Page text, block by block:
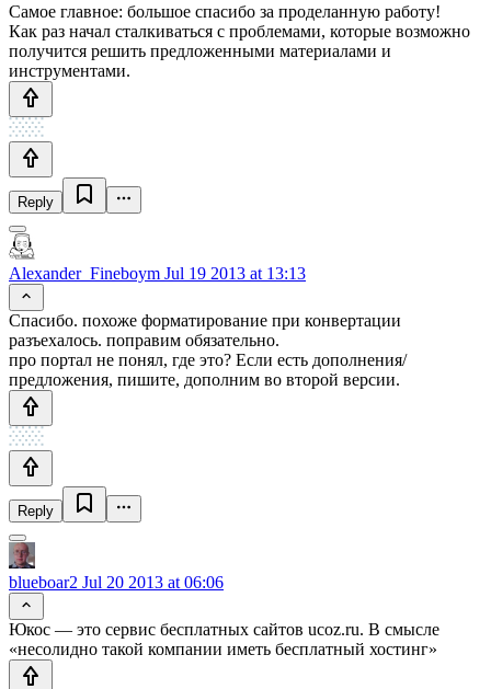
Самое главное: большое спасибо за проделанную работу!
Как раз начал сталкиваться с проблемами, которые возможно
получится решить предложенными материалами и
инструментами.
Reply
Alexander_Fineboym Jul 19 2013 at 13:13
Спасибо. похоже форматирование при конвертации
разъехалось. поправим обязательно.
про портал не понял, где это? Если есть дополнения/
предложения, пишите, дополним во второй версии.
Reply
blueboar2 Jul 20 2013 at 06:06
Юкос — это сервис бесплатных сайтов ucoz.ru. В смысле
«несолидно такой компании иметь бесплатный хостинг»